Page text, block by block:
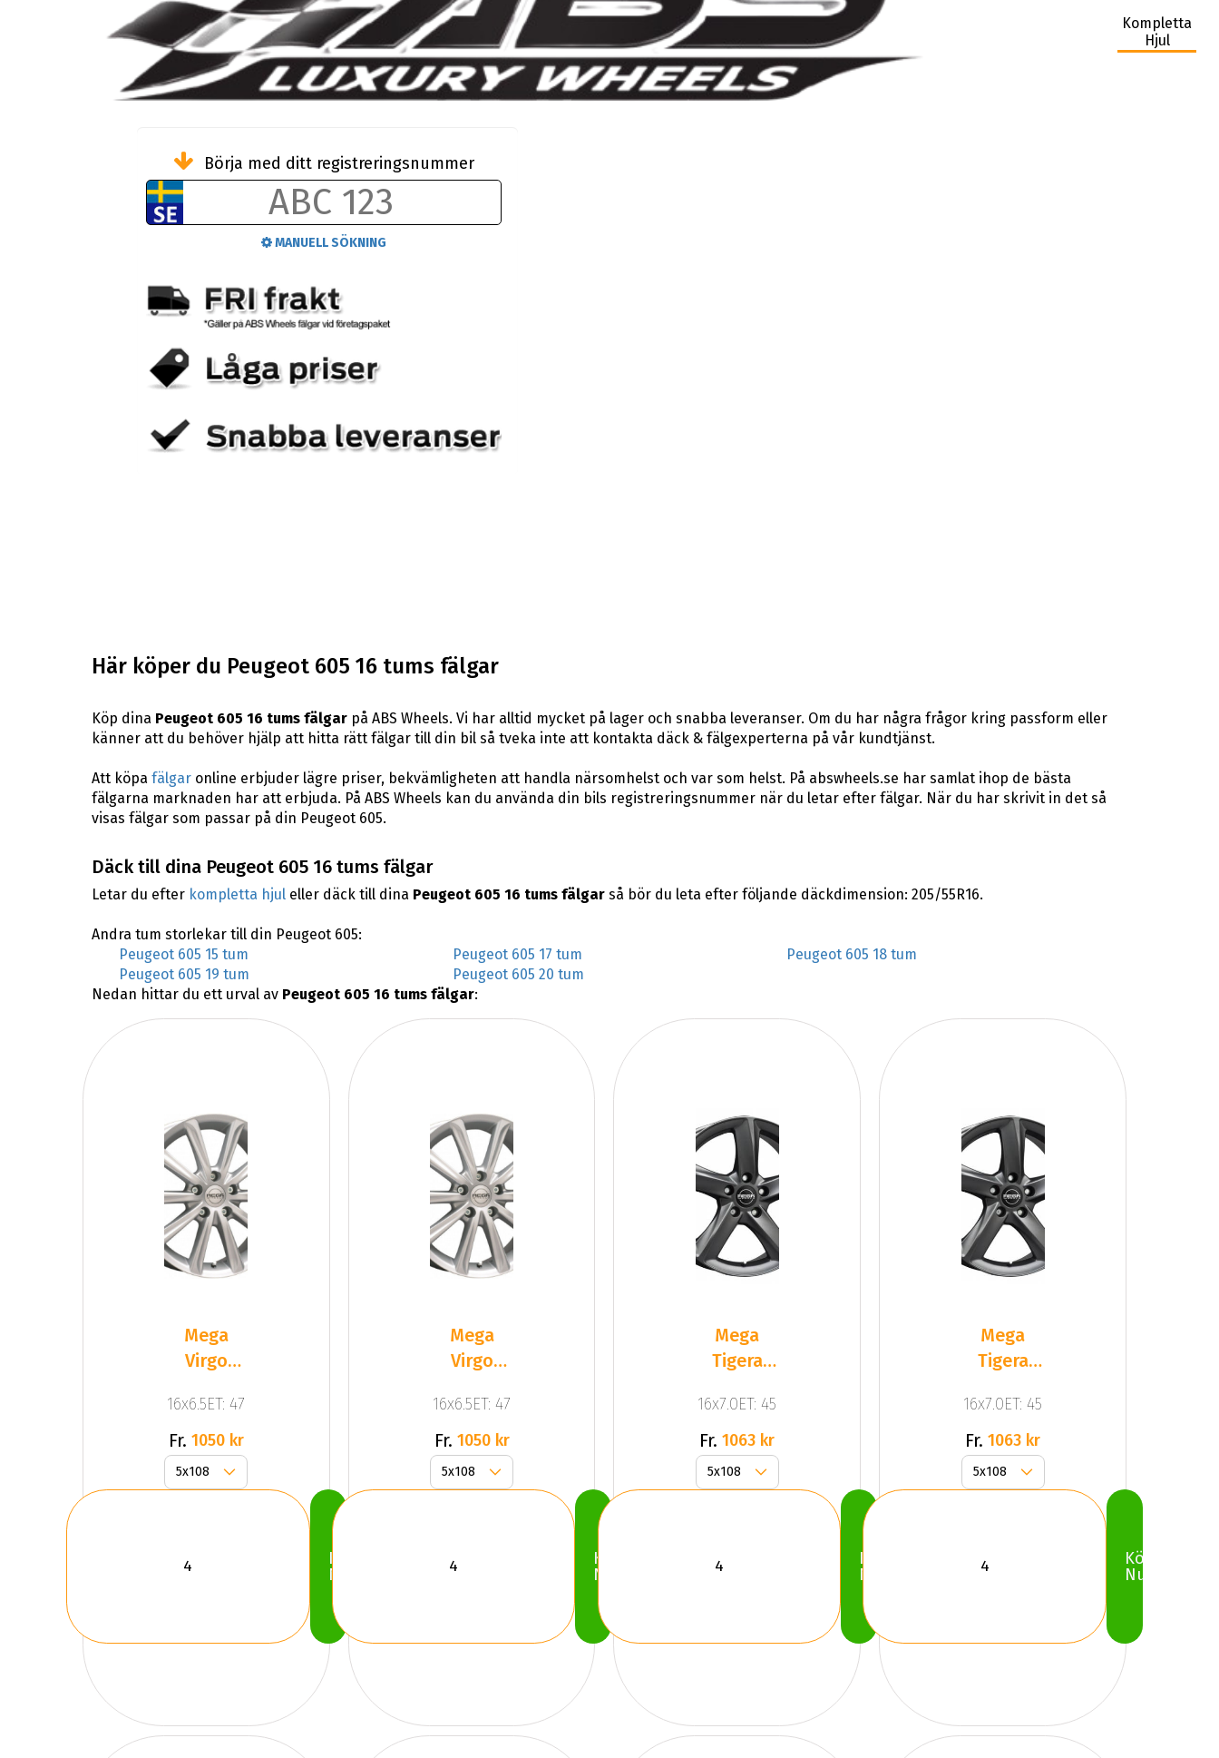
Kompletta
Hjul
Börja med ditt registreringsnummer
MANUELL SÖKNING
Här köper du Peugeot 605 16 tums fälgar
Köp dina Peugeot 605 16 tums fälgarpå ABS Wheels. Vi har alltid mycket på lager och snabba leveranser. Om du har några frågor kring passform eller
känner att du behöver hjälp att hitta rätt fälgar till din bil så tveka inte att kontakta däck & fälgexperterna på vår kundtjänst.
Att köpa fälgaronline erbjuder lägre priser, bekvämligheten att handla närsomhelst och var som helst. På abswheels.se har samlat ihop de bästa
fälgarna marknaden har att erbjuda. På ABS Wheels kan du använda din bils registreringsnummer när du letar efter fälgar. När du har skrivit in det så
visas fälgar som passar på din Peugeot 605.
Däck till dina Peugeot 605 16 tums fälgar
Letar du efter kompletta hjuleller däck till dina Peugeot 605 16 tums fälgarså bör du leta efter följande däckdimension: 205/55R16.
Andra tum storlekar till din Peugeot 605:
Peugeot 605 15 tum
Peugeot 605 17 tum
Peugeot 605 18 tum
Peugeot 605 19 tum
Peugeot 605 20 tum
Nedan hittar du ett urval av Peugeot 605 16 tums fälgar:
Mega
Virgo
16x6.5ET: 47
Fr. 1050 kr
Köp
Nu
Mega
Virgo
16x6.5ET: 47
Fr. 1050 kr
Köp
Nu
Mega
Tigera
Anthracite
Gr
16x7.0ET: 45
Fr. 1063 kr
Köp
Nu
Mega
Tigera
Anthracite
Gr
16x7.0ET: 45
Fr. 1063 kr
Köp
Nu